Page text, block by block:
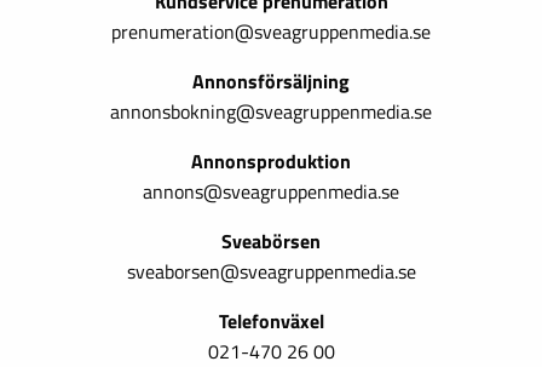
prenumeration@sveagruppenmedia.se
Annonsförsäljning
annonsbokning@sveagruppenmedia.se
Annonsproduktion
annons@sveagruppenmedia.se
Sveabörsen
sveaborsen@sveagruppenmedia.se
Telefonväxel
021-470 26 00